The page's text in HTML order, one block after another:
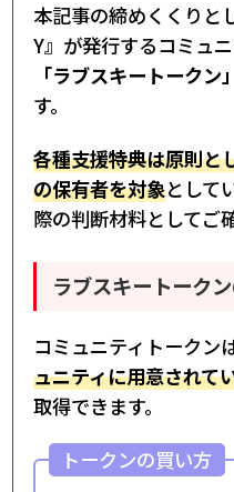
本記事の締めくくりと
Y』が発行するコミュ
「ラブスキートークン」
す。
各種支援特典は原則と
の保有者を対象として
際の判断材料としてご
ラブスキートーク
コミュニティトークンは
ュニティに用意されて
取得できます。
トークンの買い方